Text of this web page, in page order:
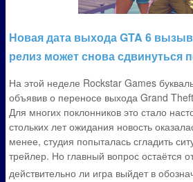
Новая дата выхода GTA 6
релиз может снова сдвинуться
На этой неделе Rockstar Games
объявив о переносе выхода Grand
Для многих поклонников это стало
стольких лет ожидания новость
менее, студия попыталась сгладить
трейлер. Но главный вопрос остаётся
действительно ли игра выйдет в